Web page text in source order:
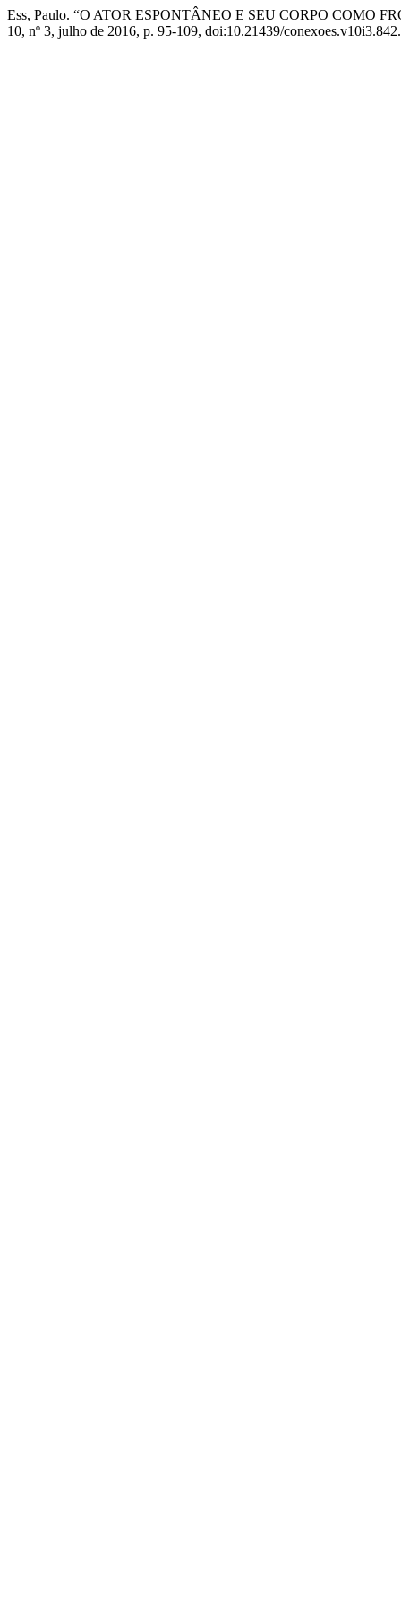
Ess, Paulo. “O ATOR ESPONTÂNEO E SEU CORPO COMO
10, nº 3, julho de 2016, p. 95-109, doi:10.21439/conexoes.v10i3.842.